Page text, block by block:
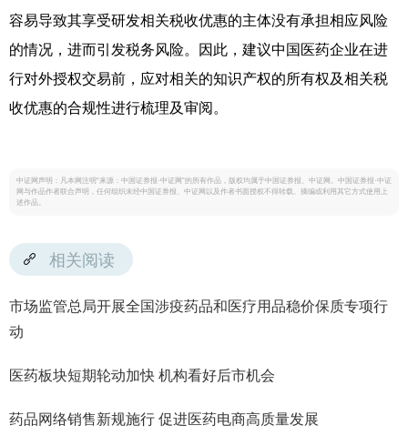
容易导致其享受研发相关税收优惠的主体没有承担相应风险
的情况，进而引发税务风险。因此，建议中国医药企业在进
行对外授权交易前，应对相关的知识产权的所有权及相关税
收优惠的合规性进行梳理及审阅。
中证网声明：凡本网注明“来源：中国证券报·中证网”的所有作品，版权均属于中国证券报、中证网。中国证券报·中证
网与作品作者联合声明，任何组织未经中国证券报、中证网以及作者书面授权不得转载、摘编或利用其它方式使用上
述作品。
相关阅读
市场监管总局开展全国涉疫药品和医疗用品稳价保质专项行
动
医药板块短期轮动加快 机构看好后市机会
药品网络销售新规施行 促进医药电商高质量发展